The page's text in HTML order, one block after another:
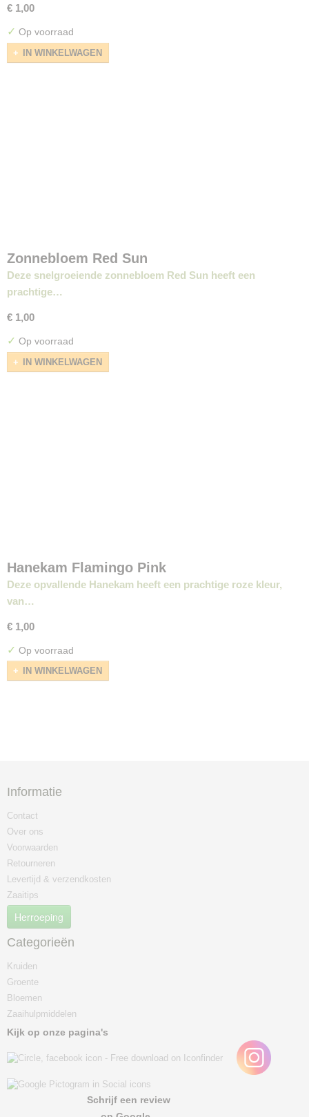
€ 1,00
✓ Op voorraad
IN WINKELWAGEN
Zonnebloem Red Sun
Deze snelgroeiende zonnebloem Red Sun heeft een
prachtige…
€ 1,00
✓ Op voorraad
IN WINKELWAGEN
Hanekam Flamingo Pink
Deze opvallende Hanekam heeft een prachtige roze kleur,
van…
€ 1,00
✓ Op voorraad
IN WINKELWAGEN
Informatie
Contact
Over ons
Voorwaarden
Retourneren
Levertijd & verzendkosten
Zaaitips
Herroeping
Categorieën
Kruiden
Groente
Bloemen
Zaaihulpmiddelen
Kijk op onze pagina's
Schrijf een review